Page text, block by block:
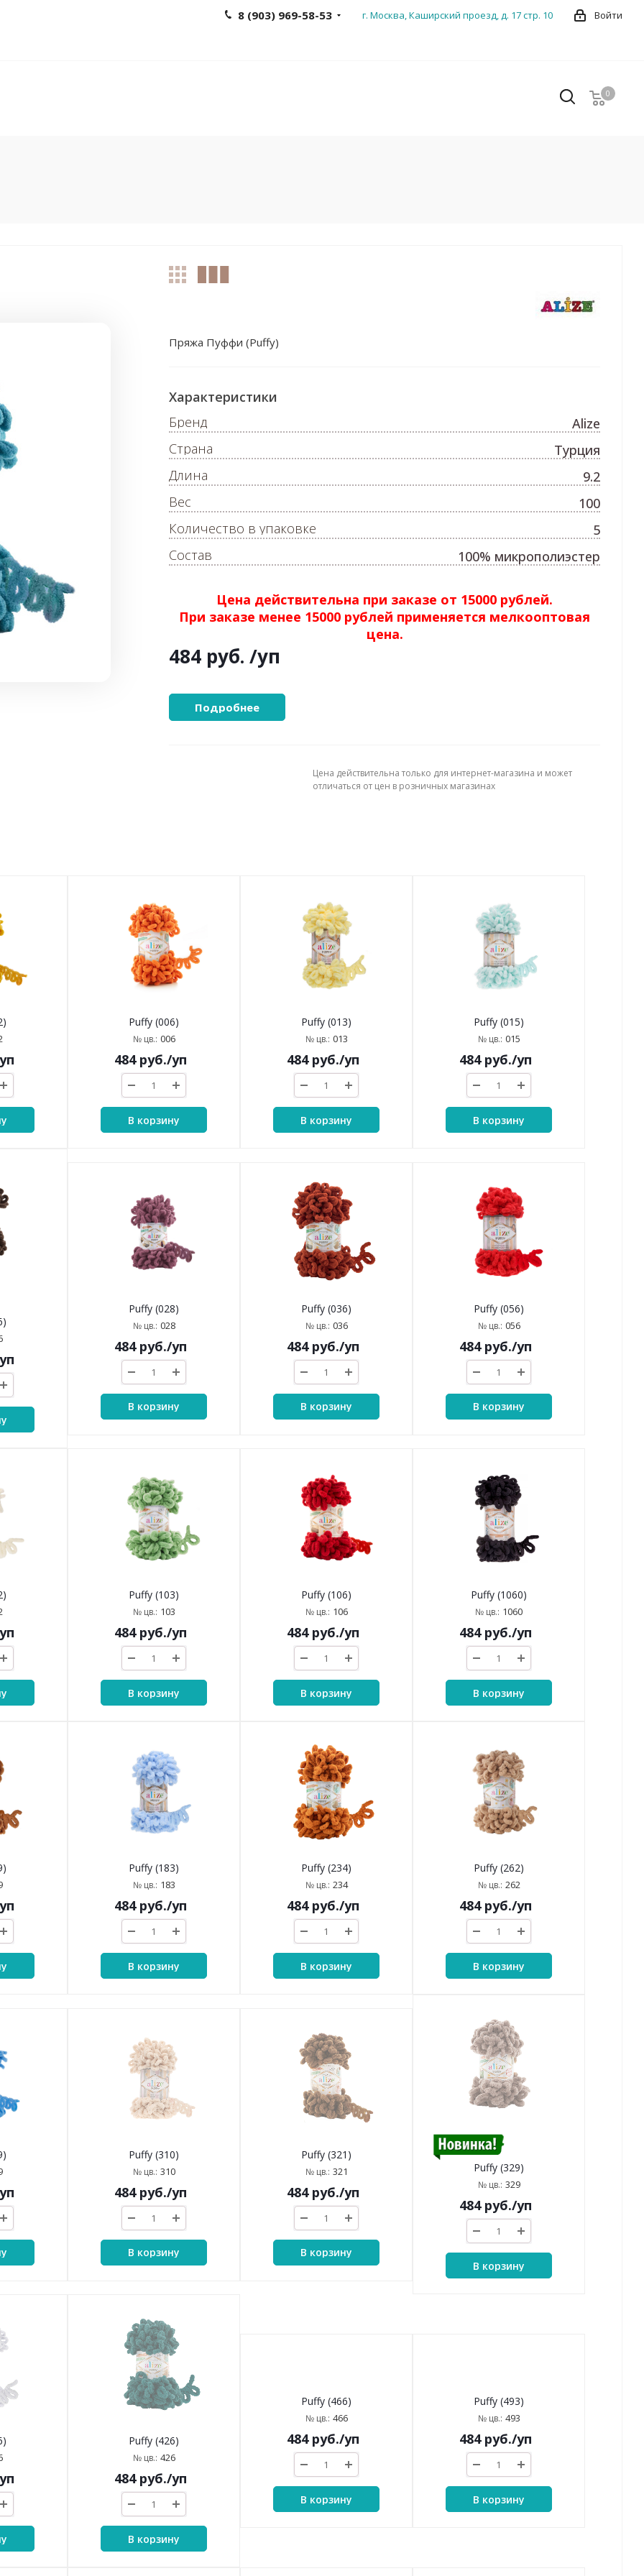
Войти
г. Москва, Каширский проезд, д. 17 стр. 10
8 (903) 969-58-53
0
0
Пряжа Пуффи (Puffy)
Цена действительна при заказе от 15000 рублей.
При заказе менее 15000 рублей применяется мелкооптовая
цена.
484 руб. /уп
Подробнее
Характеристики
Бренд
Alize
Страна
Турция
Длина
9.2
Вес
100
Количество в упаковке
5
Состав
100% микрополиэстер
Цена действительна только для интернет-магазина и может
отличаться от цен в розничных магазинах
Puffy (006)
№ цв.: 006
484руб./уп
В корзину
Puffy (013)
№ цв.: 013
484руб./уп
В корзину
Puffy (015)
№ цв.: 015
484руб./уп
В корзину
Puffy (028)
№ цв.: 028
484руб./уп
В корзину
Puffy (036)
№ цв.: 036
484руб./уп
В корзину
Puffy (056)
№ цв.: 056
484руб./уп
В корзину
Puffy (103)
№ цв.: 103
484руб./уп
В корзину
Puffy (106)
№ цв.: 106
484руб./уп
В корзину
Puffy (1060)
№ цв.: 1060
484руб./уп
В корзину
Puffy (183)
№ цв.: 183
484руб./уп
В корзину
Puffy (234)
№ цв.: 234
484руб./уп
В корзину
Puffy (262)
№ цв.: 262
484руб./уп
В корзину
Puffy (310)
№ цв.: 310
484руб./уп
В корзину
Puffy (321)
№ цв.: 321
484руб./уп
В корзину
Puffy (329)
№ цв.: 329
484руб./уп
В корзину
Puffy (426)
№ цв.: 426
484руб./уп
В корзину
Puffy (466)
№ цв.: 466
484 руб./уп
Puffy (493)
№ цв.:
484руб./уп